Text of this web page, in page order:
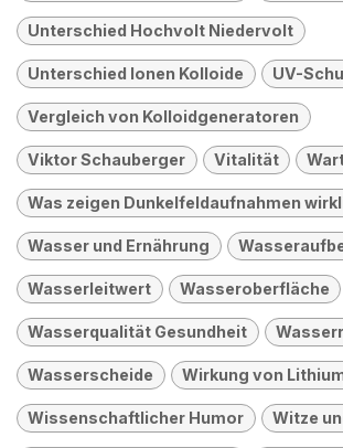
Unterschied Hochvolt Niedervolt
Unterschied Ionen Kolloide UV-
Vergleich von Kolloidgeneratoren
Viktor Schauberger Vitalität
Was zeigen Dunkelfeldaufnahmen
Wasser und Ernährung
Wasserleitwert Wasseroberfläche
Wasserqualität Gesundheit
Wasserscheide Wirkung von
Wissenschaftlicher Humor Witze